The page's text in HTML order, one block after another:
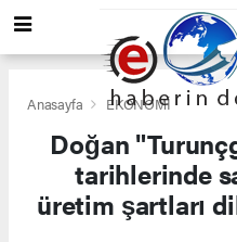
Anasayfa EKONOMİ
Doğan
tarihlerinde
üretim şartları